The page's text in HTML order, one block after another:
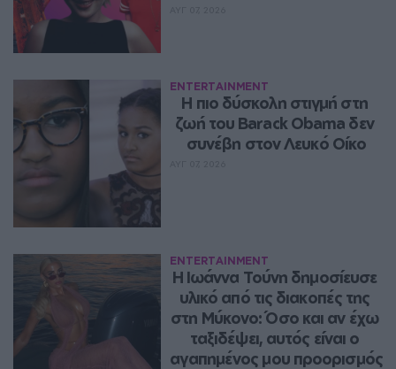
ENTERTAINMENT
Η πιο δύσκολη στιγμή στη
ζωή του Barack Obama δεν
συνέβη στον Λευκό Οίκο
ENTERTAINMENT
Η Ιωάννα Τούνη δημοσίευσε
υλικό από τις διακοπές της
στη Μύκονο: Όσο και αν έχω
ταξιδέψει, αυτός είναι ο
αγαπημένος μου προορισμός